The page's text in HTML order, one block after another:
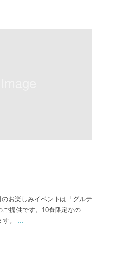
お楽しみイベントは「グルテ
ご提供です。10食限定なの
す。 ...